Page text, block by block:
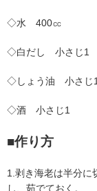
◇水 400㏄
◇白だし 小さじ1
◇しょう油 小さじ1
◇酒 小さじ1
■作り方
1.剥き海老は半分に
し、茹でておく。